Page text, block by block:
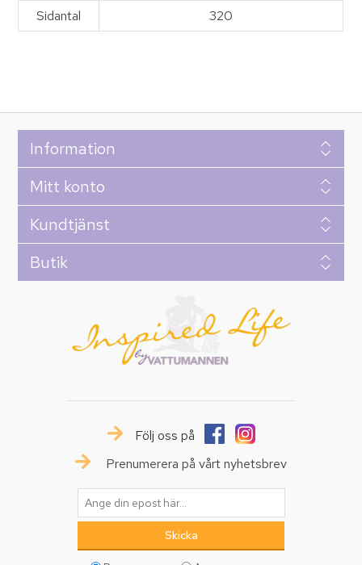
Sidantal
320
Information
Mitt konto
Kundtjänst
Butik
Följ oss på
Prenumerera på vårt nyhetsbrev